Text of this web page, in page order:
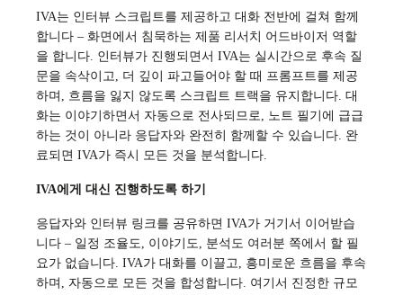
IVA는 인터뷰 스크립트를 제공하고 대화 전반에 걸쳐 함께
합니다 – 화면에서 침묵하는 제품 리서치 어드바이저 역할
을 합니다. 인터뷰가 진행되면서 IVA는 실시간으로 후속 질
문을 속삭이고, 더 깊이 파고들어야 할 때 프롬프트를 제공
하며, 흐름을 잃지 않도록 스크립트 트랙을 유지합니다. 대
화는 이야기하면서 자동으로 전사되므로, 노트 필기에 급급
하는 것이 아니라 응답자와 완전히 함께할 수 있습니다. 완
료되면 IVA가 즉시 모든 것을 분석합니다.
IVA에게 대신 진행하도록 하기
응답자와 인터뷰 링크를 공유하면 IVA가 거기서 이어받습
니다 – 일정 조율도, 이야기도, 분석도 여러분 쪽에서 할 필
요가 없습니다. IVA가 대화를 이끌고, 흥미로운 흐름을 후속
하며, 자동으로 모든 것을 합성합니다. 여기서 진정한 규모